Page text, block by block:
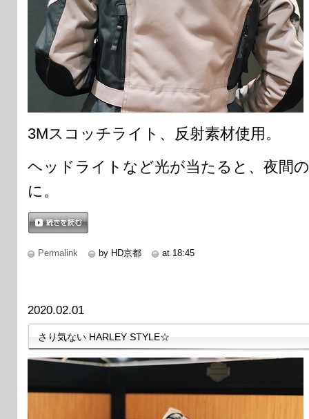
3Mスコッチライト、反射素材使用。
ヘッドライトなど光が当たると、夜間
に。
Permalink
by HD京都 at 18:45
2020.02.01
さり気ない HARLEY STYLE☆